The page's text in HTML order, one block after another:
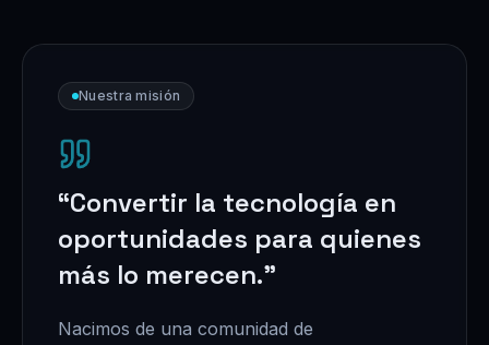
Nuestra misión
“Convertir la tecnología en
oportunidades para quienes
más lo merecen.”
Nacimos de una comunidad de